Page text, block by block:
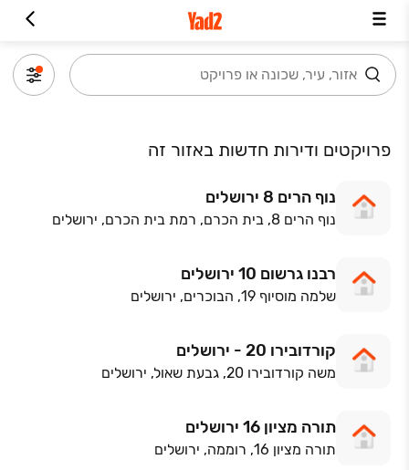
פרויקטים ודירות חדשות באזור זה
נוף הרים 8 ירושלים
נוף הרים 8, בית הכרם, רמת בית הכרם, ירושלים
רבנו גרשום 10 ירושלים
שלמה מוסיוף 19, הבוכרים, ירושלים
קורדובירו 20 - ירושלים
משה קורדובירו 20, גבעת שאול, ירושלים
תורה מציון 16 ירושלים
תורה מציון 16, רוממה, ירושלים